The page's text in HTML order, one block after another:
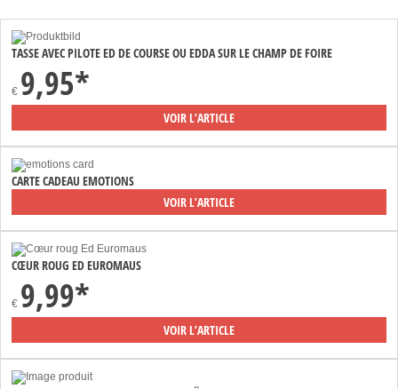
TASSE AVEC PILOTE ED DE COURSE OU EDDA SUR LE CHAMP DE FOIRE
€ 9,95*
VOIR L’ARTICLE
CARTE CADEAU EMOTIONS
VOIR L’ARTICLE
CŒUR ROUG ED EUROMAUS
€ 9,99*
VOIR L’ARTICLE